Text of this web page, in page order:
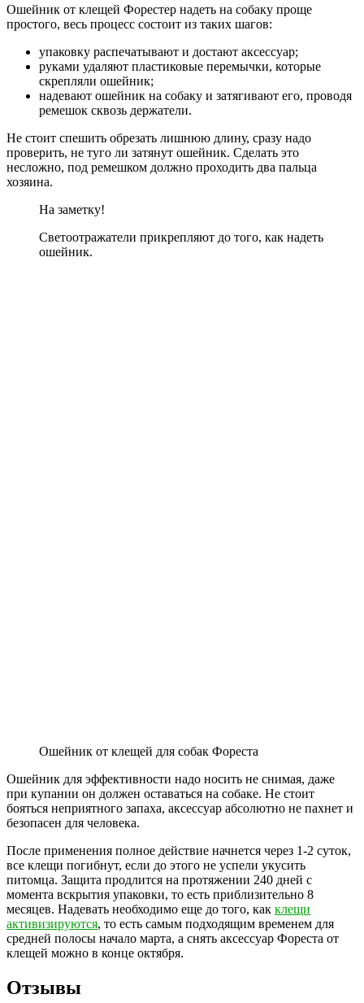
Ошейник от клещей Форестер надеть на собаку проще
простого, весь процесс состоит из таких шагов:
упаковку распечатывают и достают аксессуар;
руками удаляют пластиковые перемычки, которые
скрепляли ошейник;
надевают ошейник на собаку и затягивают его, проводя
ремешок сквозь держатели.
Не стоит спешить обрезать лишнюю длину, сразу надо
проверить, не туго ли затянут ошейник. Сделать это
несложно, под ремешком должно проходить два пальца
хозяина.
На заметку!
Светоотражатели прикрепляют до того, как надеть
ошейник.
Ошейник от клещей для собак Фореста
Ошейник для эффективности надо носить не снимая, даже
при купании он должен оставаться на собаке. Не стоит
бояться неприятного запаха, аксессуар абсолютно не пахнет и
безопасен для человека.
После применения полное действие начнется через 1-2 суток,
все клещи погибнут, если до этого не успели укусить
питомца. Защита продлится на протяжении 240 дней с
момента вскрытия упаковки, то есть приблизительно 8
месяцев. Надевать необходимо еще до того, как клещи
активизируются, то есть самым подходящим временем для
средней полосы начало марта, а снять аксессуар Фореста от
клещей можно в конце октября.
Отзывы